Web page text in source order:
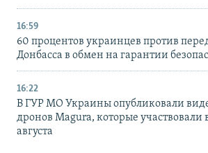
16:59
60 процентов украинцев против
Донбасса в обмен на гарантии
16:22
В ГУР МО Украины опубликовали
дронов Magura, которые участвовали
августа